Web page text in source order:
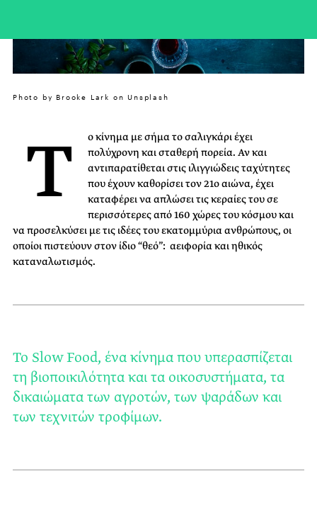
Photo by Brooke Lark on Unsplash
Τ
ο κίνημα με σήμα το σαλιγκάρι έχει
πολύχρονη και σταθερή πορεία. Αν και
αντιπαρατίθεται στις ιλιγγιώδεις ταχύτητες
που έχουν καθορίσει τον 21ο αιώνα, έχει
καταφέρει να απλώσει τις κεραίες του σε
περισσότερες από 160 χώρες του κόσμου και
να προσελκύσει με τις ιδέες του εκατομμύρια ανθρώπους, οι
οποίοι πιστεύουν στον ίδιο “θεό”: αειφορία και ηθικός
καταναλωτισμός.
Το Slow Food, ένα κίνημα που υπερασπίζεται
τη βιοποικιλότητα και τα οικοσυστήματα, τα
δικαιώματα των αγροτών, των ψαράδων και
των τεχνιτών τροφίμων.